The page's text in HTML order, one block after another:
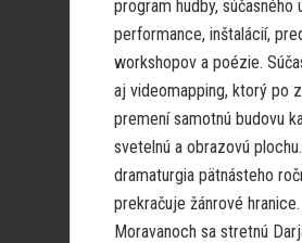
program hudby, súčasného
performance, inštalácií,
workshopov a poézie.
aj videomapping, ktorý po
premení samotnú budovu
svetelnú a obrazovú
dramaturgia pätnásteho
prekračuje žánrové
Moravanoch sa stretnú